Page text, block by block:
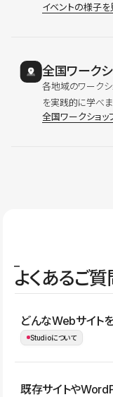
イベントの様子を
全国ワークシ
各地域のワークシ
を実践的に学べま
全国ワークショッ
よくあるご質
どんなWebサイト
Studioについて
コーポレートサイト
既存サイトや